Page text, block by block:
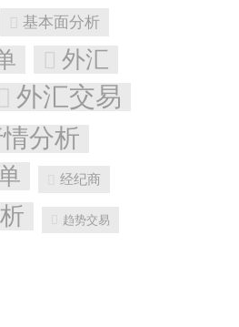
基本面分析
外汇
外汇交易
分析
经纪商
趋势交易